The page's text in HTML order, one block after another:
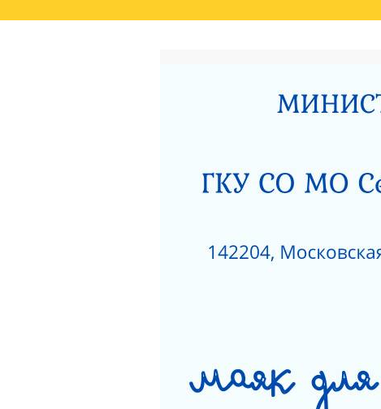
РОДИТЕЛЯМ О ПОЗИТИВНОМ МЫШЛЕНИИ
АКТ ПРОВЕРКИ СЕРПУХОВСКОЙ ГОРОДСКОЙ
ПОЛОЖЕНИЕ О ПОПЕЧИТЕЛЬСКОМ СОВЕТЕ
ЗИМНИЕ ЗАБАВЫ ЧТО НУЖНО ЗНАТЬ О
КАК ЗАЩИТИТЬ РЕБЕНКА ОТ ПАДЕНИЯ ИЗ
НЕЗАВИСИМАЯ ОЦЕНКА КАЧЕСТВА
ДОРОЖНАЯ КАРТА «ПО УЛУЧШЕНИЮ
«СЕРПУХОВСКИЙ ГОРОДСКОЙ СОЦИАЛЬНО-
СЛУЖБА КОМПЛЕКСНОЙ ПОМОЩИ ДЕТЯМ
СЛУЖБА ПОСТИНТЕРНАТНОГО